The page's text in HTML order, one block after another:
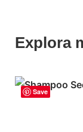
Explora
Save